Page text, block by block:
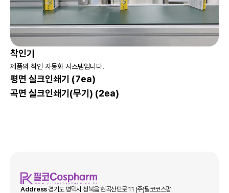
착인기
제품의 착인 자동화 시스템입니다.
곡면 실크인쇄기(무기) (2ea)
평면 실크인쇄기 (7ea)
Address경기도 평택시 청북읍 현곡산단로 11 (주)필코코스팜